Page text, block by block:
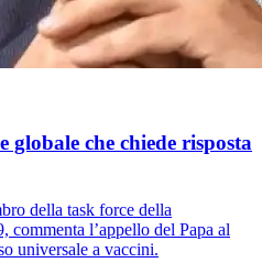
che chiede risposta
della task force della
commenta l’appello del Papa al
universale a vaccini.